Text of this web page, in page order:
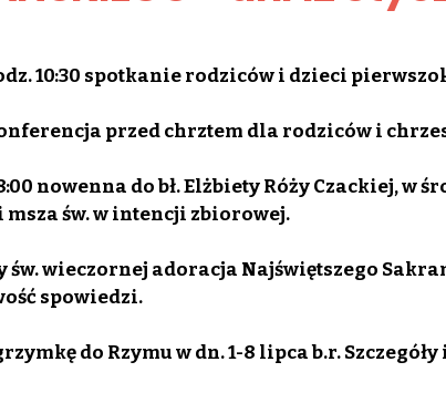
10:30 spotkanie rodziców i dzieci
przed chrztem dla rodziców i
nowenna do bł. Elżbiety Róży Czackiej, w
msza św. w intencji zbiorowej.
św. wieczornej adoracja Najświętszego
spowiedzi.
do Rzymu w dn. 1-8 lipca b.r.